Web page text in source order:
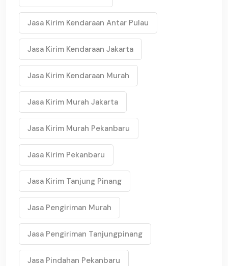
Jasa Kirim Kendaraan Antar Pulau
Jasa Kirim Kendaraan Jakarta
Jasa Kirim Kendaraan Murah
Jasa Kirim Murah Jakarta
Jasa Kirim Murah Pekanbaru
Jasa Kirim Pekanbaru
Jasa Kirim Tanjung Pinang
Jasa Pengiriman Murah
Jasa Pengiriman Tanjungpinang
Jasa Pindahan Pekanbaru